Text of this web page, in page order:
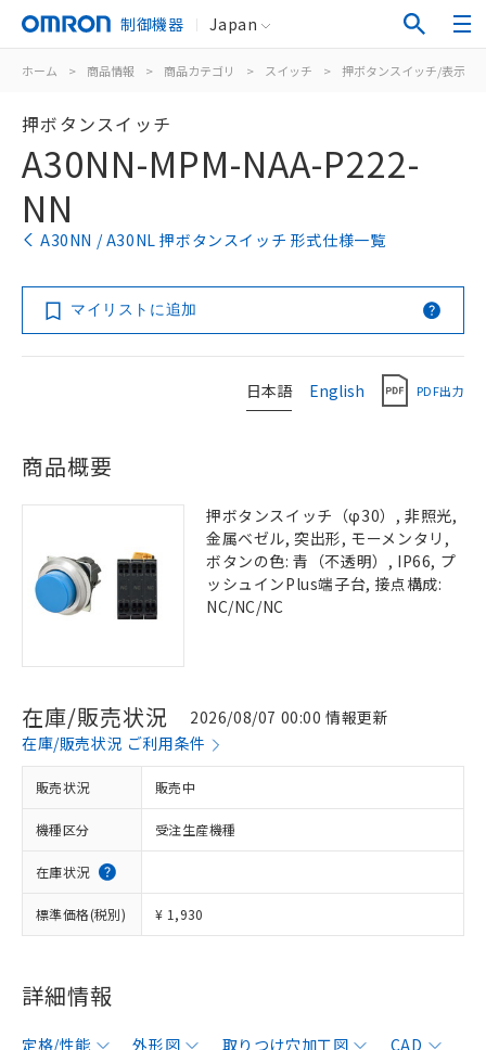
制御機器 Japan
ホーム > 商品情報 > 商品カテゴリ > スイッチ > 押ボタンスイッチ/表示灯
押ボタンスイッチ
A30NN-MPM-NAA-P222-
NN
A30NN / A30NL 押ボタンスイッチ 形式仕様一覧
マイリストに追加
日本語 English PDF出力
商品概要
押ボタンスイッチ（φ30）, 非照光,
金属ベゼル, 突出形, モーメンタリ,
ボタンの色: 青（不透明）, IP66, プ
ッシュインPlus端子台, 接点構成:
NC/NC/NC
在庫/販売状況
2026/08/07 00:00 情報更新
在庫/販売状況 ご利用条件
販売状況 販売中
機種区分 受注生産機種
在庫状況
標準価格(税別) ¥ 1,930
詳細情報
定格/性能 外形図 取りつけ穴加工図
CAD